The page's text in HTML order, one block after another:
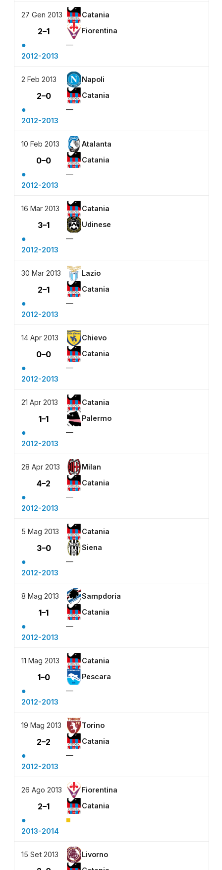
27 Gen 2013 Catania
2–1 Fiorentina
●
—
2012-2013
2 Feb 2013 Napoli
2–0 Catania
●
—
2012-2013
10 Feb 2013 Atalanta
0–0 Catania
●
—
2012-2013
16 Mar 2013 Catania
3–1 Udinese
●
—
2012-2013
30 Mar 2013 Lazio
2–1 Catania
●
—
2012-2013
14 Apr 2013 Chievo
0–0 Catania
●
—
2012-2013
21 Apr 2013 Catania
1–1 Palermo
●
—
2012-2013
28 Apr 2013 Milan
4–2 Catania
●
—
2012-2013
5 Mag 2013 Catania
3–0 Siena
●
—
2012-2013
8 Mag 2013 Sampdoria
1–1 Catania
●
—
2012-2013
11 Mag 2013 Catania
1–0 Pescara
●
—
2012-2013
19 Mag 2013 Torino
2–2 Catania
●
—
2012-2013
26 Ago 2013 Fiorentina
2–1 Catania
● ■
2013-2014
15 Set 2013 Livorno